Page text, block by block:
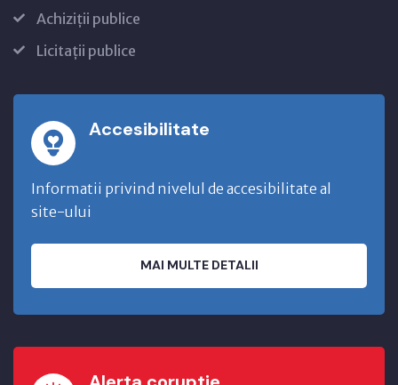
Achiziții publice
Licitații publice
Accesibilitate
Informatii privind nivelul de accesibilitate al
site-ului
MAI MULTE DETALII